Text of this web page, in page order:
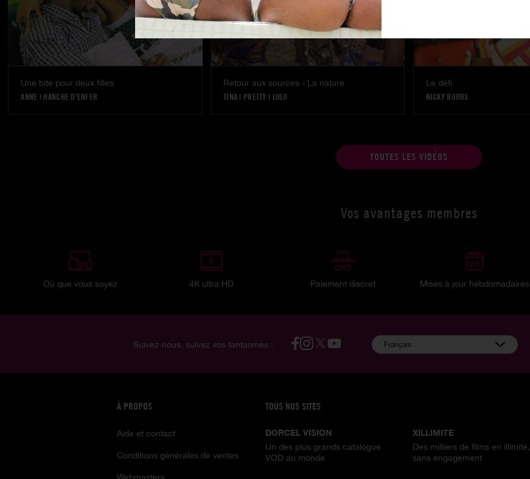
Une bite pour deux filles
ANNE | HANCHE D'ENFER
Retour aux sources - La nature
TINA | PRETTY | LULU
Le défi
NICKY BOOBS
TOUTES LES VIDÉOS
Vos avantages membres
Où que vous soyez 4K ultra HD Paiement discret Mises à jour hebdomadaires
Suivez-nous, suivez vos fantasmes : Français
À PROPOS
Aide et contact
Conditions générales de ventes
TOUS NOS SITES
DORCEL VISION
Un des plus grands catalogue
VOD au monde
XILLIMITE
Des milliers de films en illimité,
sans engagement